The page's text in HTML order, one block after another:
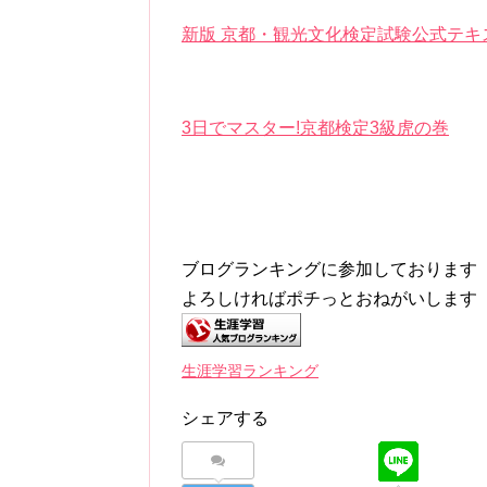
新版 京都・観光文化検定試験公式テキ
3日でマスター!京都検定3級虎の巻
ブログランキングに参加しております
よろしければポチっとおねがいします
生涯学習ランキング
シェアする